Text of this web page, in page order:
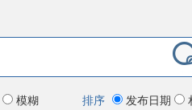
模糊 排序 发布日期